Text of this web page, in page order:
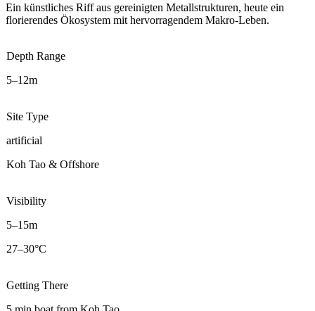
Ein künstliches Riff aus gereinigten Metallstrukturen, heute ein
florierendes Ökosystem mit hervorragendem Makro-Leben.
Depth Range
5–12m
Site Type
artificial
Koh Tao & Offshore
Visibility
5–15m
27–30°C
Getting There